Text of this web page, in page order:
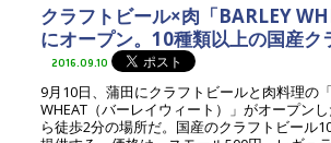
クラフトビール×肉「BARLEY
にオープン。10種類以上の国産ク
2016.09.10
9月10日、蒲田にクラフトビールと肉料理の「
WHEAT（バーレイウィート）」がオープン
ら徒歩2分の場所だ。国産のクラフトビール